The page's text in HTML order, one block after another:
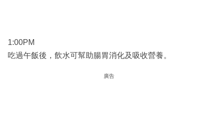
1:00PM
吃過午飯後，飲水可幫助腸胃消化及吸收營養。
廣告